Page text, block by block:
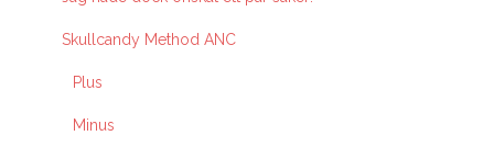
Skullcandy Method ANC
Plus
Minus